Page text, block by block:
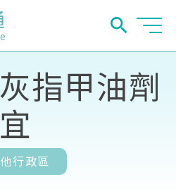
指甲油劑
行政區